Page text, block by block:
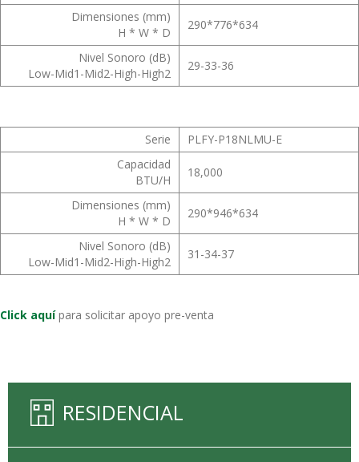
Dimensiones (mm)
H * W * D
290*776*634
Nivel Sonoro (dB)
Low-Mid1-Mid2-High-High2
29-33-36
Serie
PLFY-P18NLMU-E
Capacidad
BTU/H
18,000
Dimensiones (mm)
H * W * D
290*946*634
Nivel Sonoro (dB)
Low-Mid1-Mid2-High-High2
31-34-37
Click aquípara solicitar apoyo pre-venta
RESIDENCIAL